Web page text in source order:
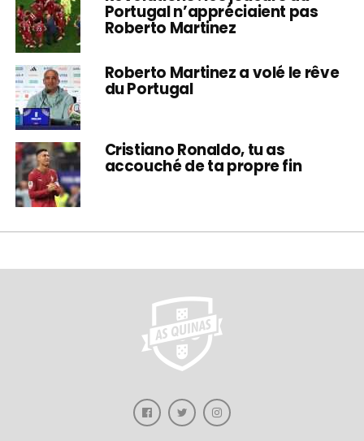
Portugal n’appréciaient pas
Roberto Martinez
Roberto Martinez a volé le rêve
du Portugal
Cristiano Ronaldo, tu as
accouché de ta propre fin